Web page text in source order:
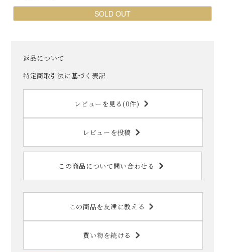
SOLD OUT
返品について
特定商取引法に基づく表記
レビューを見る(0件)
レビューを投稿
この商品について問い合わせる
この商品を友達に教える
買い物を続ける